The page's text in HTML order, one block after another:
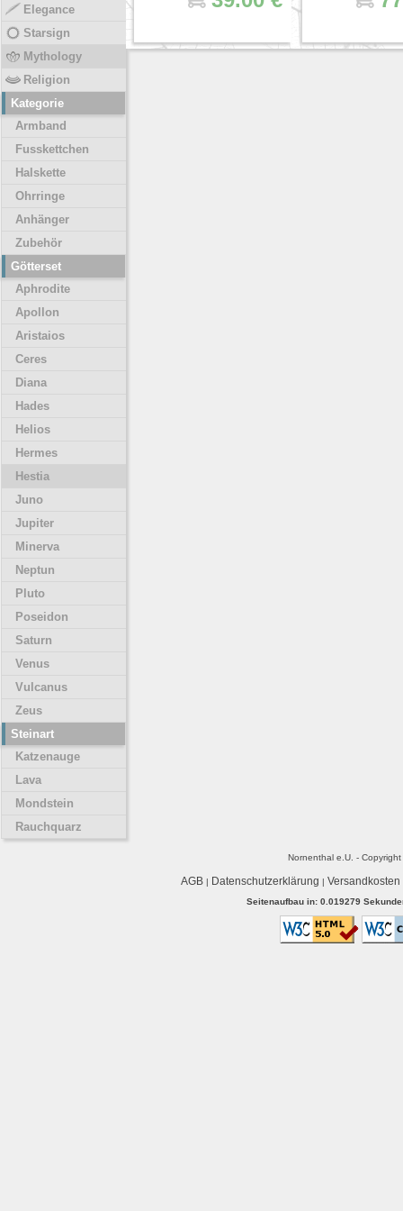
Elegance
Starsign
Mythology
Religion
Kategorie
Armband
Fusskettchen
Halskette
Ohrringe
Anhänger
Zubehör
Götterset
Aphrodite
Apollon
Aristaios
Ceres
Diana
Hades
Helios
Hermes
Hestia
Juno
Jupiter
Minerva
Neptun
Pluto
Poseidon
Saturn
Venus
Vulcanus
Zeus
Steinart
Katzenauge
Lava
Mondstein
Rauchquarz
Nornenthal e.U. -
AGB| Datenschutzerklärung | Versandkosten
Seitenaufbau in: 0.019279